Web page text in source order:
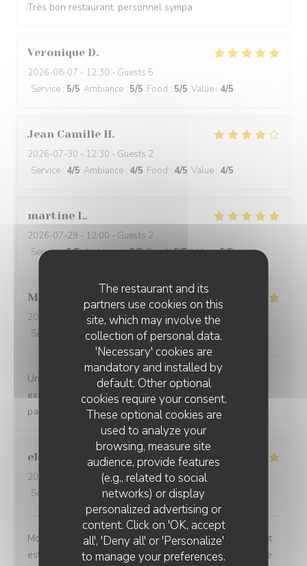
The restaurant and its
partners use cookies on this
site, which may involve the
collection of personal data.
'Necessary' cookies are
mandatory and installed by
default. Other optional
cookies require your consent.
These optional cookies are
used to analyze your
browsing, measure site
audience, provide features
(e.g., related to social
networks) or display
personalized advertising or
content. Click on 'OK, accept
all', 'Deny all' or 'Personalize'
to manage your preferences.
Très bon restaurant, personnel sympa
Veronique D
2026-08-07 - 12:30 - Guests 5
Service : 5/5 Ambiance : 5/5 Food : 5/5 Value : 4/5
Jean Camille H
2026-07-30 - 12:30 - Guests 2
Service : 4/5 Ambiance : 4/5 Food : 4/5 Value : 4/5
martine L
2026-07-29 - 12:00 - Guests 2
Service:5/5 Ambiance:5/5 Food:5/5 Value:5/5
Morgane
2026-07-24
- 19:30 - Guests 3
Service
Ambiance: 5 /5 Food: 5/5 Value:
Un accueil chaleureux, une carte diversifiée, des plats
excellents, nous recommandons ce lieu qui ravie les
papilles
elodie
2026-07-24
- 19:30 - Guests 3
Service
Ambiance:5/5 Food : 5/5 Value
Mon restaurant préféré! De l’accueil jusqu’aux plats, tout
est toujours parfait. Le service est irréprochable, l’équipe
RESTAURANT LE BEC FIN